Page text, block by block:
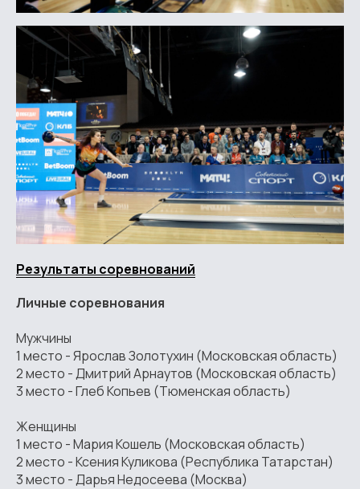
Результаты соревнований
Личные соревнования
Мужчины
1 место - Ярослав Золотухин (Московская область)
2 место - Дмитрий Арнаутов (Московская область)
3 место - Глеб Копьев (Тюменская область)
Женщины
1 место - Мария Кошель (Московская область)
2 место - Ксения Куликова (Республика Татарстан)
3 место - Дарья Недосеева (Москва)